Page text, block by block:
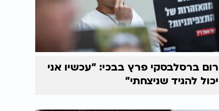
רום ברסלבסקי פרץ בבכי: "עכשיו אני
יכול להגיד שניצחתי"